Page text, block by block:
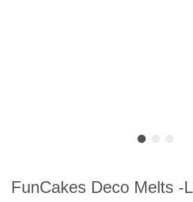
FunCakes Deco Melts -